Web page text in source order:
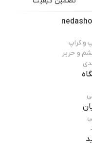
و كراپ
و حرير